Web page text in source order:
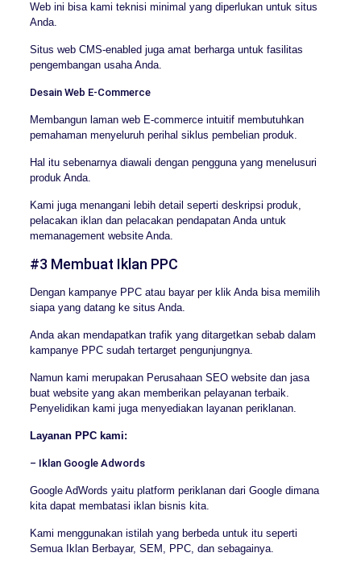
Web ini bisa kami teknisi minimal yang diperlukan untuk situs
Anda.
Situs web CMS-enabled juga amat berharga untuk fasilitas
pengembangan usaha Anda.
Desain Web E-Commerce
Membangun laman web E-commerce intuitif membutuhkan
pemahaman menyeluruh perihal siklus pembelian produk.
Hal itu sebenarnya diawali dengan pengguna yang menelusuri
produk Anda.
Kami juga menangani lebih detail seperti deskripsi produk,
pelacakan iklan dan pelacakan pendapatan Anda untuk
memanagement website Anda.
#3 Membuat Iklan PPC
Dengan kampanye PPC atau bayar per klik Anda bisa memilih
siapa yang datang ke situs Anda.
Anda akan mendapatkan trafik yang ditargetkan sebab dalam
kampanye PPC sudah tertarget pengunjungnya.
Namun kami merupakan Perusahaan SEO website dan jasa
buat website yang akan memberikan pelayanan terbaik.
Penyelidikan kami juga menyediakan layanan periklanan.
Layanan PPC kami:
– Iklan Google Adwords
Google AdWords yaitu platform periklanan dari Google dimana
kita dapat membatasi iklan bisnis kita.
Kami menggunakan istilah yang berbeda untuk itu seperti
Semua Iklan Berbayar, SEM, PPC, dan sebagainya.